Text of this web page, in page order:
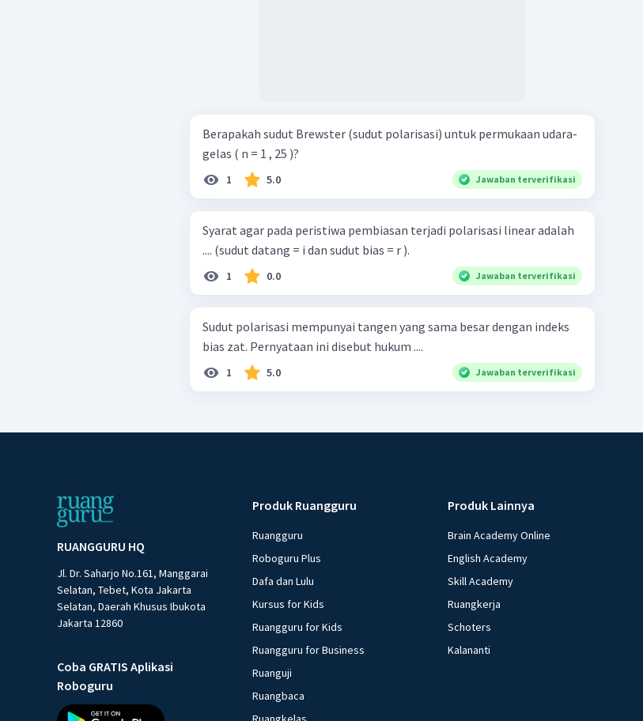
Berapakah sudut Brewster (sudut polarisasi) untuk permukaan udara-
gelas ( n = 1 , 25 )?
1 5.0 Jawaban terverifikasi
Syarat agar pada peristiwa pembiasan terjadi polarisasi linear adalah
.... (sudut datang = i dan sudut bias = r ).
1 0.0 Jawaban terverifikasi
Sudut polarisasi mempunyai tangen yang sama besar dengan indeks
bias zat. Pernyataan ini disebut hukum ....
1 5.0 Jawaban terverifikasi
RUANGGURU HQ
Jl. Dr. Saharjo No.161, Manggarai
Selatan, Tebet, Kota Jakarta
Selatan, Daerah Khusus Ibukota
Jakarta 12860
Coba GRATIS Aplikasi
Roboguru
Produk Ruangguru
Ruangguru
Roboguru Plus
Dafa dan Lulu
Kursus for Kids
Ruangguru for Kids
Ruangguru for Business
Ruanguji
Ruangbaca
Produk Lainnya
Brain Academy Online
English Academy
Skill Academy
Ruangkerja
Schoters
Kalananti